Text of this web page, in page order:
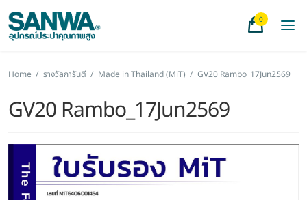
0
Home / รางวัลการันตี / Made in Thailand (MiT) / GV20 Rambo_17Jun2569
GV20 Rambo_17Jun2569